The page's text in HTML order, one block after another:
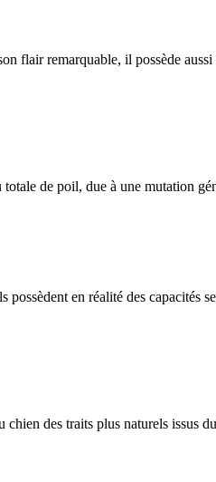
flair remarquable, il possède
de poil, due à une mutation
en réalité des capacités
des traits plus naturels issus